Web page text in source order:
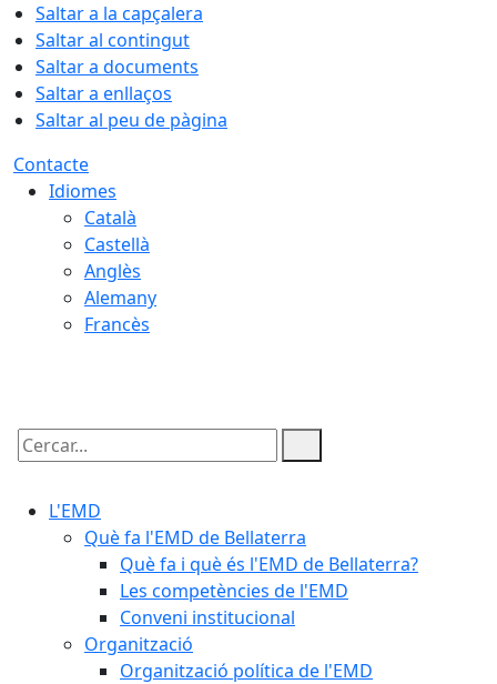
Saltar a la capçalera
Saltar al contingut
Saltar a documents
Saltar a enllaços
Saltar al peu de pàgina
Contacte
Idiomes
Català
Castellà
Anglès
Alemany
Francès
Cercar:
L'EMD
Què fa l'EMD de Bellaterra
Què fa i què és l'EMD de Bellaterra?
Les competències de l'EMD
Conveni institucional
Organització
Organització política de l'EMD